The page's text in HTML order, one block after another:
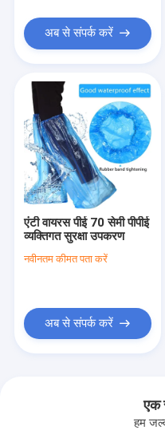
अब से संपर्क करें
एंटी वायरस पीई 70 सेमी पीपीई
व्यक्तिगत सुरक्षा उपकरण
नवीनतम कीमत पता करें
अब से संपर्क करें
एक
हम